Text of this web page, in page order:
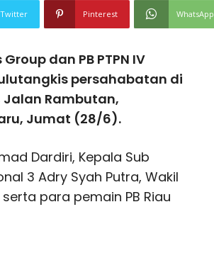
Twitter Pinterest WhatsApp
Group dan PB PTPN IV
persahabatan di
Jalan Rambutan,
Jumat (28/6).
Dardiri, Kepala Sub
3 Adry Syah Putra, Wakil
para pemain PB Riau